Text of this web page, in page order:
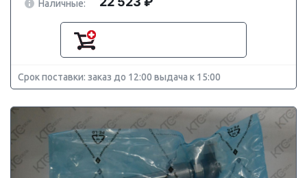
Наличные:
Срок поставки: заказ до 12:00 выдача к 15:00